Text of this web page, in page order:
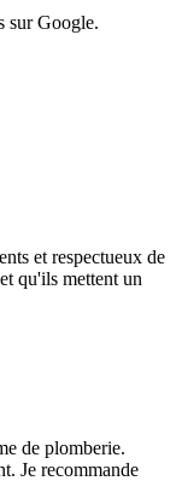
sur Google.
et respectueux de
qu'ils mettent un
de plomberie.
Je recommande